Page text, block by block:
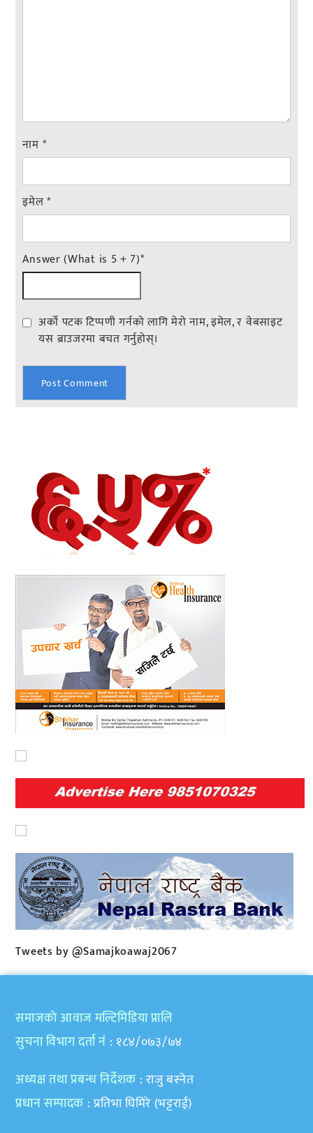
नाम *
इमेल*
Answer (What is 5 + 7)*
अर्को पटक टिप्पणी गर्नको लागि मेरो नाम, इमेल, र वेबसाइट
यस ब्राउजरमा बचत गर्नुहोस्।
Tweets by @Samajkoawaj2067
समाजकाे आवाज मल्टिमिडिया प्रालि
सुचना विभाग दर्ता नं : १८४/०७३/७४
अध्यक्ष तथा प्रबन्ध निर्देशक : राजु बस्नेत
प्रधान सम्पादक : प्रतिभा घिमिरे (भट्टराई)